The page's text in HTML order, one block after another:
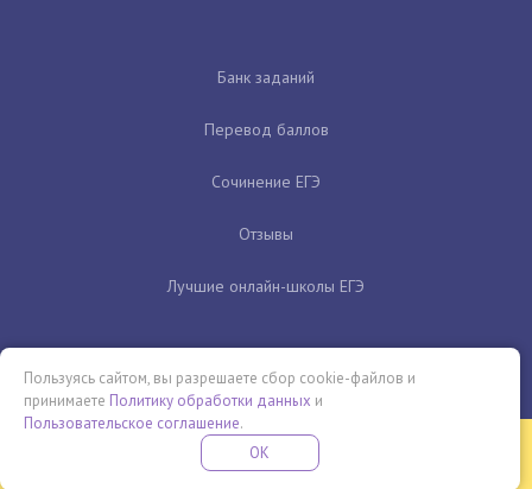
Банк заданий
Перевод баллов
Сочинение ЕГЭ
Отзывы
Лучшие онлайн-школы ЕГЭ
Бесплатная летняя школа
ПРОВЕДИ ЭТО ЛЕТО С ПОЛЬЗОЙ
Пользуясь сайтом, вы разрешаете сбор cookie-файлов и
принимаете Политику обработки данных и
Пользовательское соглашение.
OK